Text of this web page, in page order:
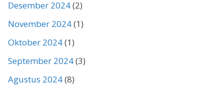
Desember 2024(2)
November 2024(1)
Oktober 2024(1)
September 2024(3)
Agustus 2024(8)